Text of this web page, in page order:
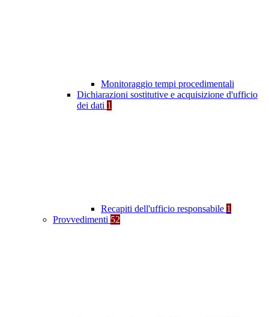
Monitoraggio tempi procedimentali
Dichiarazioni sostitutive e acquisizione d'ufficio
dei dati 1
Recapiti dell'ufficio responsabile 1
Provvedimenti 52